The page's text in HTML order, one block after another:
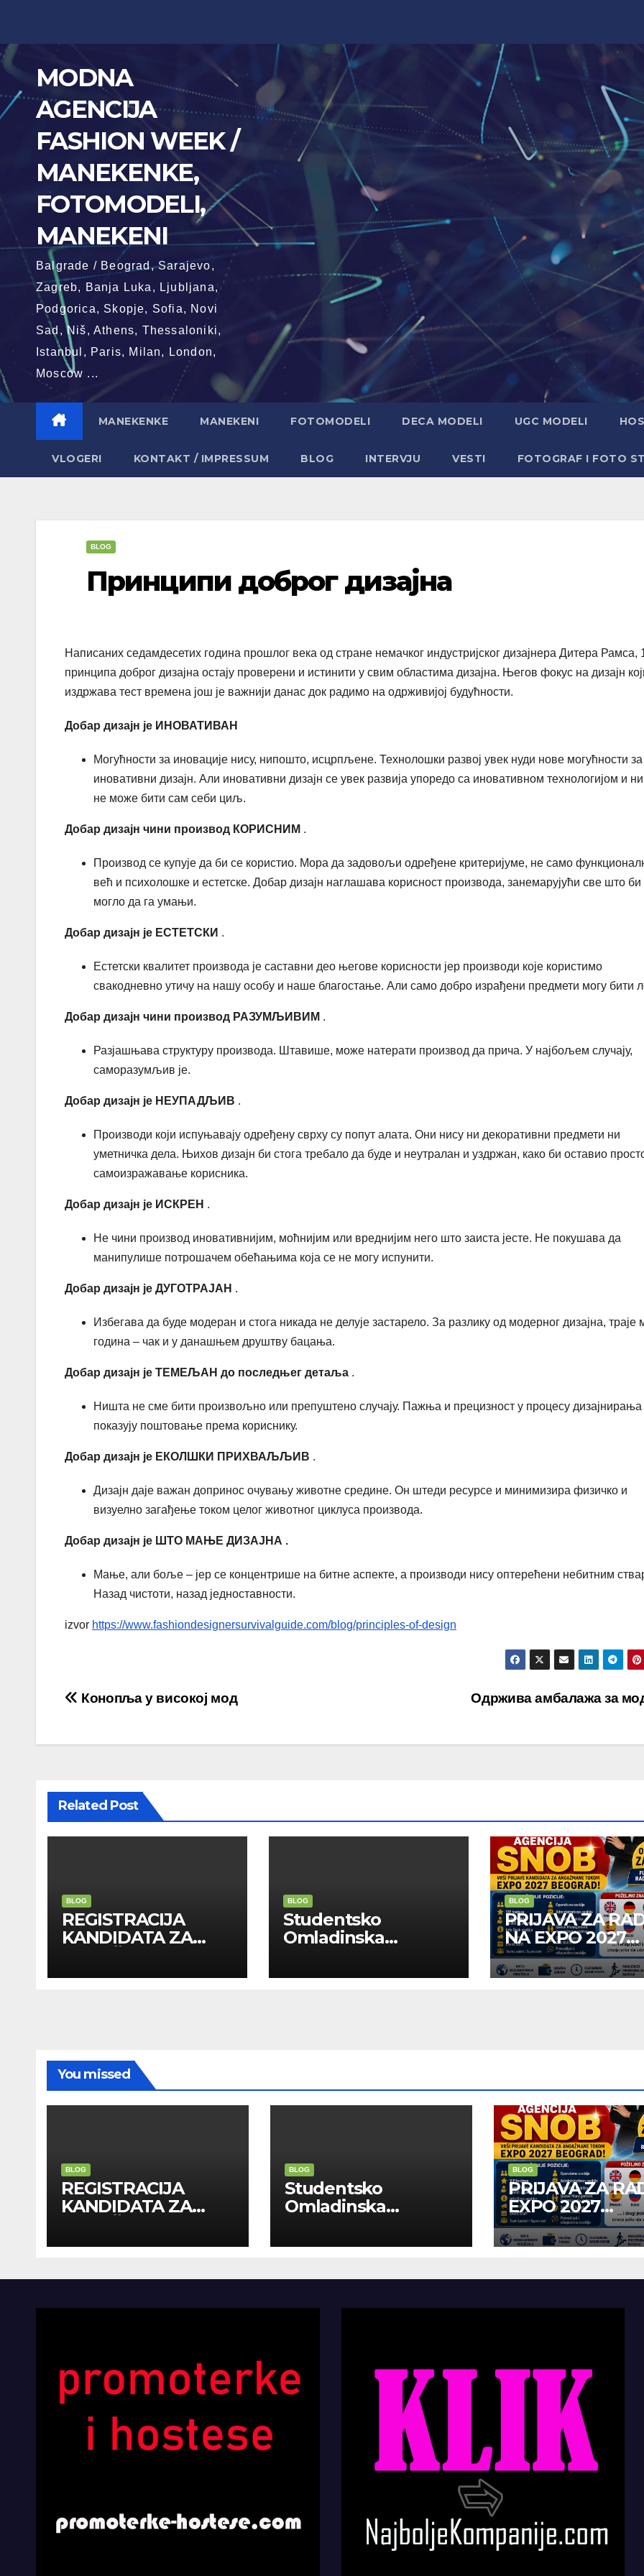
content
MODNA
AGENCIJA
FASHION WEEK /
MANEKENKE,
FOTOMODELI,
MANEKENI
Balgrade / Beograd, Sarajevo,
Zagreb, Banja Luka, Ljubljana,
Podgorica, Skopje, Sofia, Novi
Sad, Niš, Athens, Thessaloniki,
Istanbul, Paris, Milan, London,
Moscow ...
MANEKENKE MANEKENI FOTOMODELI DECA MODELI UGC MODELI
VLOGERI KONTAKT / IMPRESSUM BLOG INTERVJU VESTI FOTOGRAF I FOTO
BLOG
Принципи доброг дизајна
Написаних седамдесетих година прошлог века од стране немачког индустријског дизајнера Дитера Рамса,
принципа доброг дизајна остају проверени и истинити у свим областима дизајна. Његов фокус на дизајн
издржава тест времена још је важнији данас док радимо на одрживијој будућности.
Добар дизајн је ИНОВАТИВАН
Могућности за иновације нису, нипошто, исцрпљене. Технолошки развој увек нуди нове могућности за
иновативни дизајн. Али иновативни дизајн се увек развија упоредо са иновативном технологијом и
не може бити сам себи циљ.
Добар дизајн чини производ КОРИСНИМ .
Производ се купује да би се користио. Мора да задовољи одређене критеријуме, не само
већ и психолошке и естетске. Добар дизајн наглашава корисност производа, занемарујући све што би
могло да га умањи.
Добар дизајн је ЕСТЕТСКИ .
Естетски квалитет производа је саставни део његове корисности јер производи које користимо
свакодневно утичу на нашу особу и наше благостање. Али само добро израђени предмети могу бити
Добар дизајн чини производ РАЗУМЉИВИМ .
Разјашњава структуру производа. Штавише, може натерати производ да прича. У најбољем случају,
саморазумљив је.
Добар дизајн је НЕУПАДЉИВ .
Производи који испуњавају одређену сврху су попут алата. Они нису ни декоративни предмети ни
уметничка дела. Њихов дизајн би стога требало да буде и неутралан и уздржан, како би оставио
самоизражавање корисника.
Добар дизајн је ИСКРЕН .
Не чини производ иновативнијим, моћнијим или вреднијим него што заиста јесте. Не покушава да
манипулише потрошачем обећањима која се не могу испунити.
Добар дизајн је ДУГОТРАЈАН .
Избегава да буде модеран и стога никада не делује застарело. За разлику од модерног дизајна, траје
година – чак и у данашњем друштву бацања.
Добар дизајн је ТЕМЕЉАН до последњег детаља .
Ништа не сме бити произвољно или препуштено случају. Пажња и прецизност у процесу дизајнирања
показују поштовање према кориснику.
Добар дизајн је ЕКОЛШКИ ПРИХВАЉЉИВ .
Дизајн даје важан допринос очувању животне средине. Он штеди ресурсе и минимизира физичко и
визуелно загађење током целог животног циклуса производа.
Добар дизајн је ШТО МАЊЕ ДИЗАЈНА .
Мање, али боље – јер се концентрише на битне аспекте, а производи нису оптерећени небитним
Назад чистоти, назад једноставности.
izvor https://www.fashiondesignersurvivalguide.com/blog/principles-of-design
Post
Одржива амбалажа за
Конопља у високој мод
Related Post
BLOG
REGISTRACIJA
KANDIDATA ZA
INOSTRANIM
BLOG
Studentsko
Omladinska
Kompanije“
BLOG
PRIJAVA ZA
NA EXPO 2027
BELGRADE
You missed
BLOG
REGISTRACIJA
KANDIDATA ZA
INOSTRANIM
BLOG
Studentsko
Omladinska
Kompanije“
BLOG
PRIJAVA ZA
EXPO 2027
BELGRADE